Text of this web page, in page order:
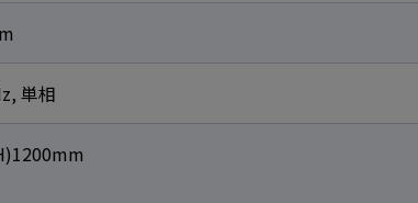
単相